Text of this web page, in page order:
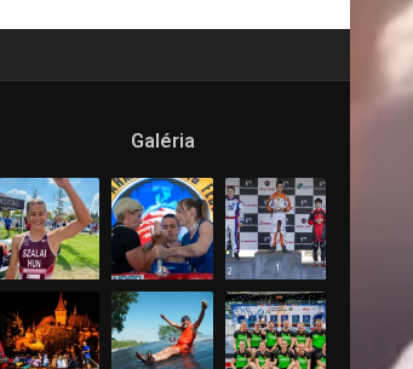
Galéria